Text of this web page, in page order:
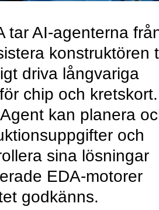
tar AI-agenterna
konstruktören
driva långvariga
chip och kretskort.
kan planera
och
sina lösningar
EDA-motorer
godkänns.